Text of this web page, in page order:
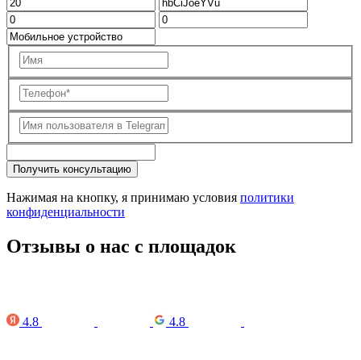
Получить консультацию
Нажимая на кнопку, я принимаю условия политики
конфиденциальности
Отзывы о нас с площадок
4.8 4.8